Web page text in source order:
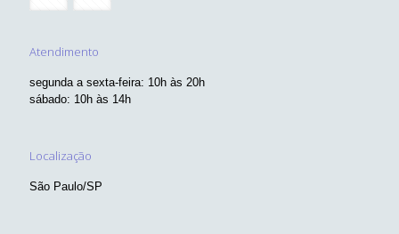
Atendimento
segunda a sexta-feira: 10h às 20h
sábado: 10h às 14h
Localização
São Paulo/SP